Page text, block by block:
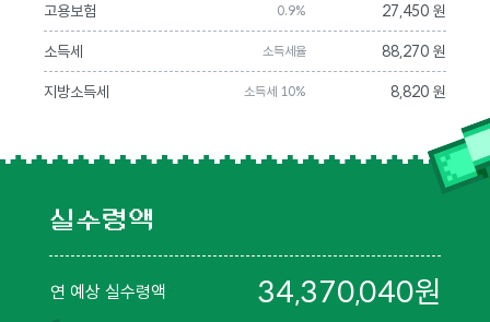
고용보험 0.9% 27,450 원
소득세 소득세율 88,270 원
지방소득세 소득세 10% 8,820 원
실수령액
연 예상 실수령액 34,370,040원